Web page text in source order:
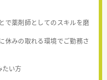
で薬剤師としてのスキルを磨
みの取れる環境でご勤務さ
たい方